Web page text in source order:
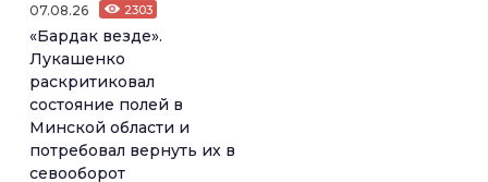
07.08.26 2303
«Бардак везде».
Лукашенко
раскритиковал
состояние полей в
Минской области и
потребовал вернуть их в
севооборот